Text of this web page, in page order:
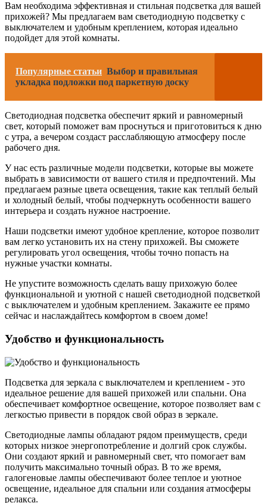
Вам необходима эффективная и стильная подсветка для вашей
прихожей? Мы предлагаем вам светодиодную подсветку с
выключателем и удобным креплением, которая идеально
подойдет для этой комнаты.
Популярные статьи Выбор и правильная
укладка подложки под паркетную доску
Светодиодная подсветка обеспечит яркий и равномерный
свет, который поможет вам проснуться и приготовиться к дню
с утра, а вечером создаст расслабляющую атмосферу после
рабочего дня.
У нас есть различные модели подсветки, которые вы можете
выбрать в зависимости от вашего стиля и предпочтений. Мы
предлагаем разные цвета освещения, такие как теплый белый
и холодный белый, чтобы подчеркнуть особенности вашего
интерьера и создать нужное настроение.
Наши подсветки имеют удобное крепление, которое позволит
вам легко установить их на стену прихожей. Вы сможете
регулировать угол освещения, чтобы точно попасть на
нужные участки комнаты.
Не упустите возможность сделать вашу прихожую более
функциональной и уютной с нашей светодиодной подсветкой
с выключателем и удобным креплением. Закажите ее прямо
сейчас и наслаждайтесь комфортом в своем доме!
Удобство и функциональность
Подсветка для зеркала с выключателем и креплением - это
идеальное решение для вашей прихожей или спальни. Она
обеспечивает комфортное освещение, которое позволяет вам с
легкостью привести в порядок свой образ в зеркале.
Светодиодные лампы обладают рядом преимуществ, среди
которых низкое энергопотребление и долгий срок службы.
Они создают яркий и равномерный свет, что помогает вам
получить максимально точный образ. В то же время,
галогеновые лампы обеспечивают более теплое и уютное
освещение, идеальное для спальни или создания атмосферы
релакса.